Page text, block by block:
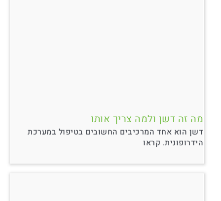
מה זה דשן ולמה צריך אותו
דשן הוא אחד המרכיבים החשובים בטיפול במערכת
הידרופונית. קראו